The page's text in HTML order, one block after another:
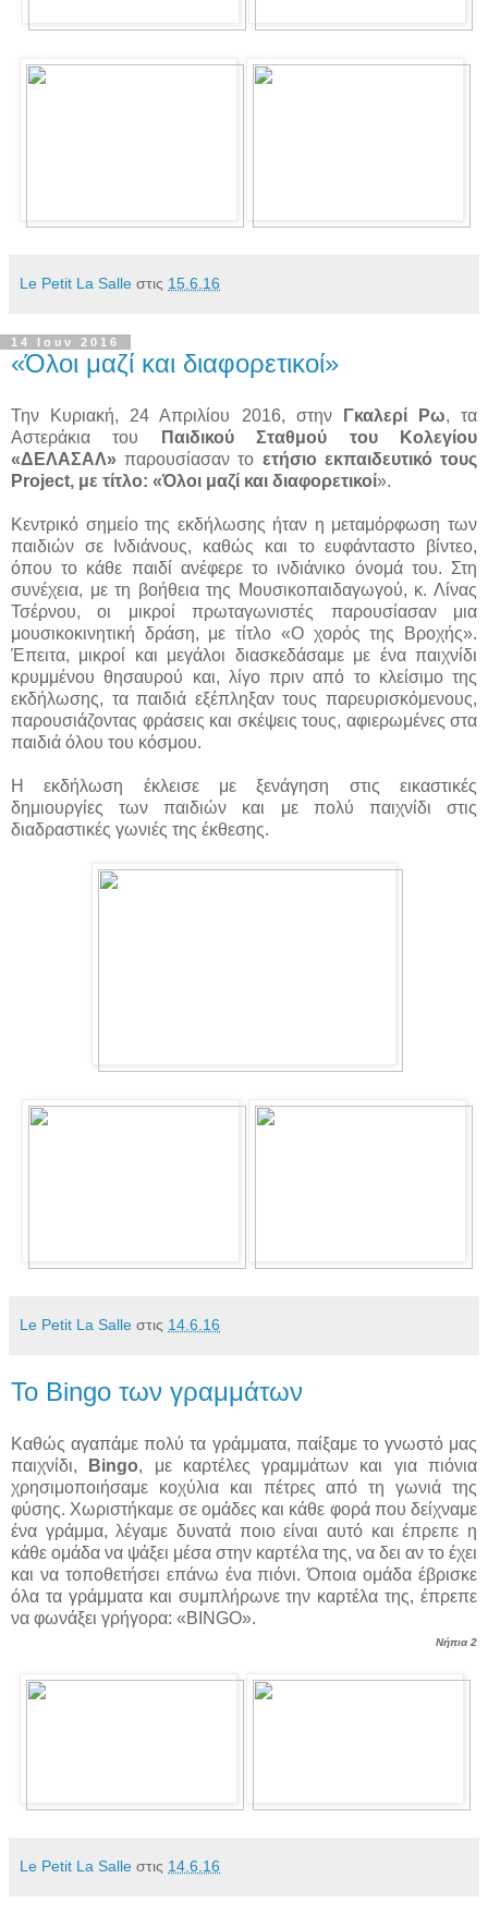
Le Petit La Salle στις 15.6.16
14 Ιουν 2016
«Όλοι μαζί και διαφορετικοί»
Την Κυριακή, 24 Απριλίου 2016, στην Γκαλερί Ρω, τα
Αστεράκια του
Παιδικού Σταθμού του Κολεγίου
«ΔΕΛΑΣΑΛ» παρουσίασαν το ετήσιο εκπαιδευτικό τους
Project, με τίτλο: «Όλοι μαζί και διαφορετικοί».
Κεντρικό σημείο της εκδήλωσης ήταν η μεταμόρφωση των
παιδιών σε Ινδιάνους, καθώς και το ευφάνταστο βίντεο,
όπου το κάθε παιδί ανέφερε το ινδιάνικο όνομά του. Στη
συνέχεια, με τη βοήθεια της Μουσικοπαιδαγωγού, κ. Λίνας
Τσέρνου, οι μικροί πρωταγωνιστές παρουσίασαν μια
μουσικοκινητική δράση, με τίτλο «Ο χορός της Βροχής».
Έπειτα, μικροί και μεγάλοι διασκεδάσαμε με ένα παιχνίδι
κρυμμένου θησαυρού και, λίγο πριν από το κλείσιμο της
εκδήλωσης, τα παιδιά εξέπληξαν τους παρευρισκόμενους,
παρουσιάζοντας φράσεις και σκέψεις τους, αφιερωμένες στα
παιδιά όλου του κόσμου.
Η εκδήλωση έκλεισε με ξενάγηση στις εικαστικές
δημιουργίες των παιδιών και με πολύ παιχνίδι στις
διαδραστικές γωνιές της έκθεσης.
Le Petit La Salle στις 14.6.16
Το Bingo των γραμμάτων
Καθώς αγαπάμε πολύ τα γράμματα, παίξαμε το γνωστό μας
παιχνίδι,
Bingo, με καρτέλες γραμμάτων και για πιόνια
χρησιμοποιήσαμε κοχύλια και πέτρες από τη γωνιά της
φύσης. Χωριστήκαμε σε ομάδες και κάθε φορά που δείχναμε
ένα γράμμα, λέγαμε δυνατά ποιο είναι αυτό και έπρεπε η
κάθε ομάδα να ψάξει μέσα στην καρτέλα της, να δει αν το έχει
και να τοποθετήσει επάνω ένα πιόνι. Όποια ομάδα έβρισκε
όλα τα γράμματα και συμπλήρωνε την καρτέλα της, έπρεπε
να φωνάξει γρήγορα: «BINGO».
Νήπια 2
Le Petit La Salle στις 14.6.16